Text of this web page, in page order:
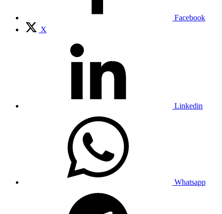
Facebook
X
Linkedin
Whatsapp